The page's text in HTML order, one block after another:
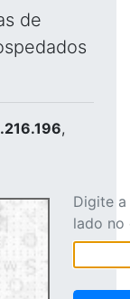
de
,
Digite
lado no